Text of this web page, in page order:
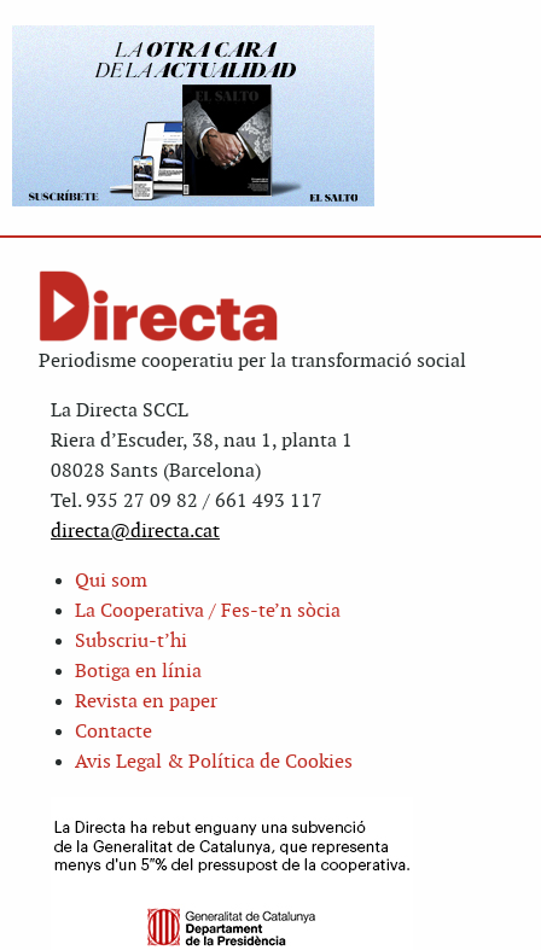
Periodisme cooperatiu per la transformació social
La Directa SCCL
Riera d’Escuder, 38, nau 1, planta 1
08028 Sants (Barcelona)
Tel. 935 27 09 82 / 661 493 117
directa@directa.cat
Qui som
La Cooperativa / Fes-te’n sòcia
Subscriu-t’hi
Botiga en línia
Revista en paper
Contacte
Avis Legal & Política de Cookies